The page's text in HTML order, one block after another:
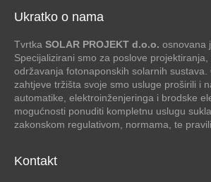
Ukratko o nama
Tvrtka SOLAR PROJEKT d.o.o. osnovana
Specijalizirani smo za poslove
održavanja fotonaponskih solarnih sustava.
zahtjeve tržišta svoje smo usluge proširili i
automatike, elektroinženjeringa i brodske
mogućnosti ponuditi kompletnu uslugu
zakonskom regulativom, normama, te
Kontakt